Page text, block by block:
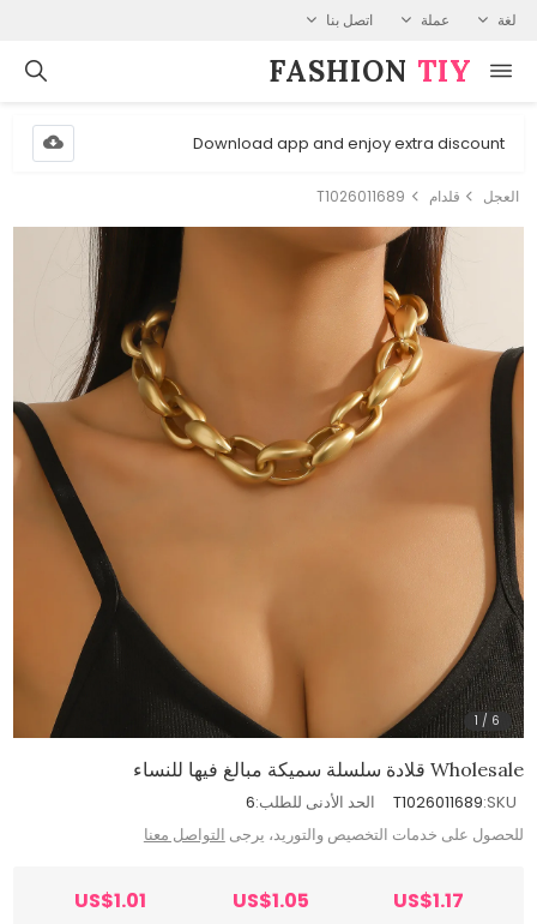
لغة عملة اتصل بنا
FASHION⁠ TIY
Download app and enjoy extra discount
العجل قلدام T1026011689
1 / 6
Wholesale قلادة سلسلة سميكة مبالغ فيها للنساء
SKU:
T1026011689 الحد الأدنى للطلب:6
للحصول على خدمات التخصيص والتوريد، يرجى التواصل معنا
US$1.17
US$1.05
US$1.01